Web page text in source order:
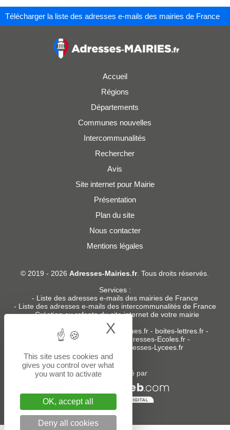
Télécharger la liste des adresses e-mails des mairies de France
Accueil
Régions
Départements
Communes nouvelles
Intercommunalités
Rechercher
Avis
Site internet pour Mairie
Présentation
Plan du site
Nous contacter
Mentions légales
© 2019 - 2026Adresses-Mairies.fr. Tous droits réservés.
Services :
- Liste des adresses e-mails des mairies de France
- Liste des adresses e-mails des intercommunalités de France
-Création ou refonte du site internet de votre mairie
Sites partenaires: donneespubliques.fr - boites-lettres.fr -
bureaux.boites-lettres.fr
Adresses-Ecoles.fr -
Adresses-Lycees.fr
Un service édité par
This site uses cookies and
gives you control over what
you want to activate
OK, accept all
Deny all cookies
X Hide cookie